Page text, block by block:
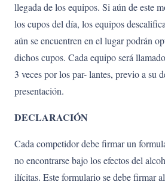
llegada de los equipos. Si aún de este
los cupos del día, los equipos
aún se encuentren en el lugar podrán
dichos cupos. Cada equipo será
3 veces por los par- lantes, previo a su
presentación.
DECLARACIÓN
Cada competidor debe firmar un
no encontrarse bajo los efectos del
ilícitas. Este formulario se debe firmar